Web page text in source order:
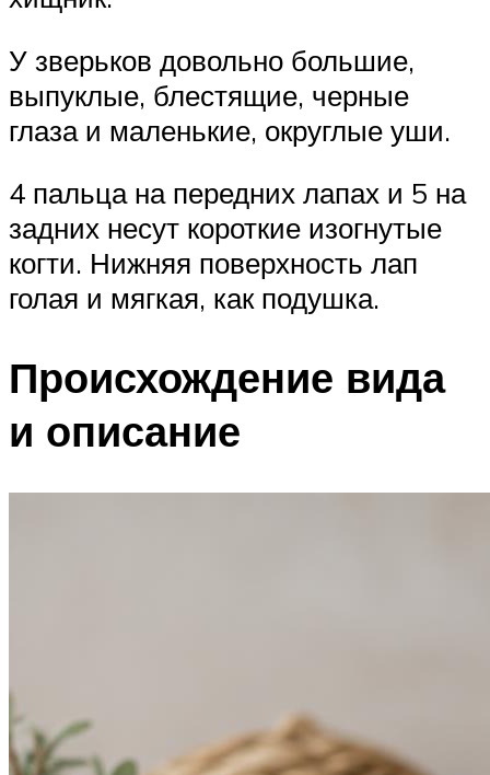
У зверьков довольно большие,
выпуклые, блестящие, черные
глаза и маленькие, округлые уши.
4 пальца на передних лапах и 5 на
задних несут короткие изогнутые
когти. Нижняя поверхность лап
голая и мягкая, как подушка.
Происхождение вида
и описание